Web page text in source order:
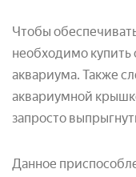
Чтобы
необходимо
аквариума. Также
аквариумной
запросто
Данное